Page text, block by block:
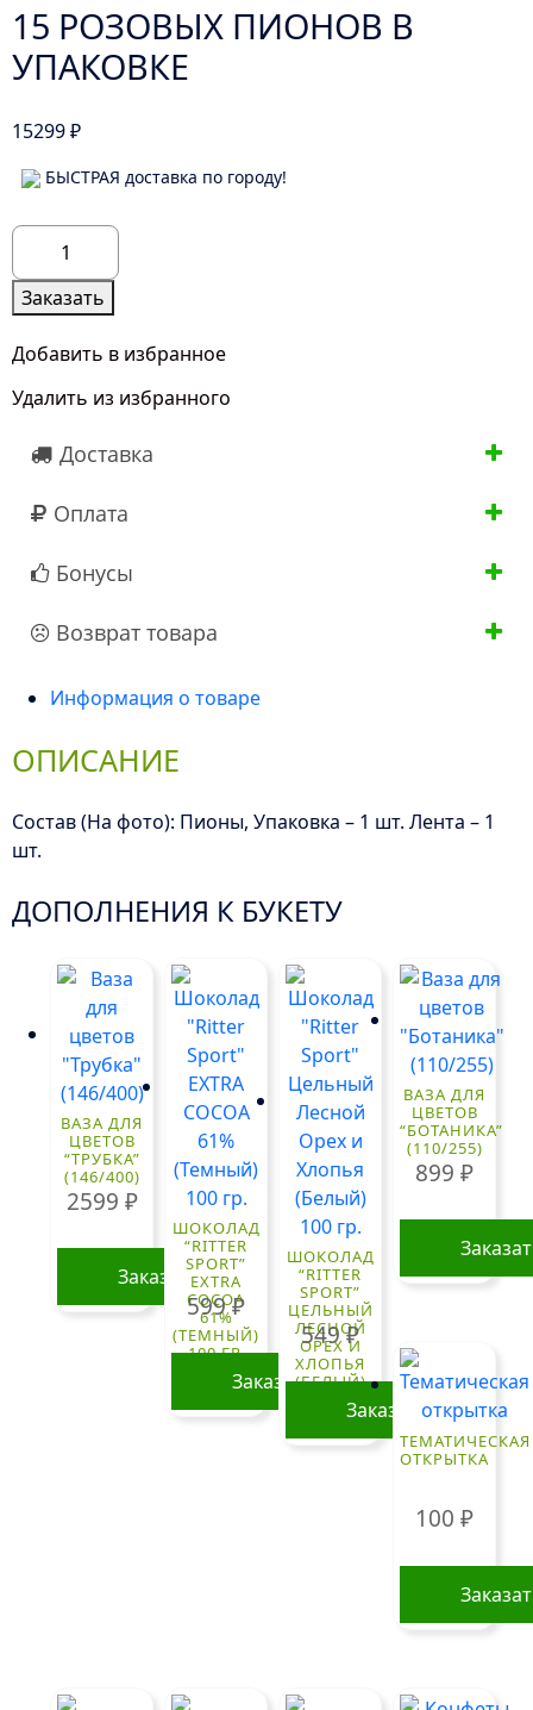
15 РОЗОВЫХ ПИОНОВ В
УПАКОВКЕ
15299₽
БЫСТРАЯ доставка по городу!
Количество
товара
15
Розовых
Пионов
упаковке
Заказать
Добавить в избранное
Удалить из избранного
Доставка
Оплата
Бонусы
Возврат товара
Информация о товаре
ОПИСАНИЕ
Состав (На фото): Пионы, Упаковка – 1 шт. Лента – 1
шт.
ДОПОЛНЕНИЯ К БУКЕТУ
ВАЗА ДЛЯ
ЦВЕТОВ
“ТРУБКА”
(146/400)
2599 ₽
Заказать
ШОКОЛАД
“RITTER
SPORT”
EXTRA
COCOA
61%
(ТЕМНЫЙ)
100 ГР.
599₽
Заказать
ШОКОЛАД
“RITTER
SPORT”
ЦЕЛЬНЫЙ
ЛЕСНОЙ
ОРЕХ И
ХЛОПЬЯ
(БЕЛЫЙ)
100 ГР.
549₽
Заказать
ВАЗА ДЛЯ
ЦВЕТОВ
“БОТАНИКА”
(110/255)
899₽
ТЕМАТИЧЕСКАЯ
ОТКРЫТКА
100₽